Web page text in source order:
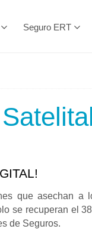
Seguro ERT
que asechan a
se recuperan el
de Seguros.